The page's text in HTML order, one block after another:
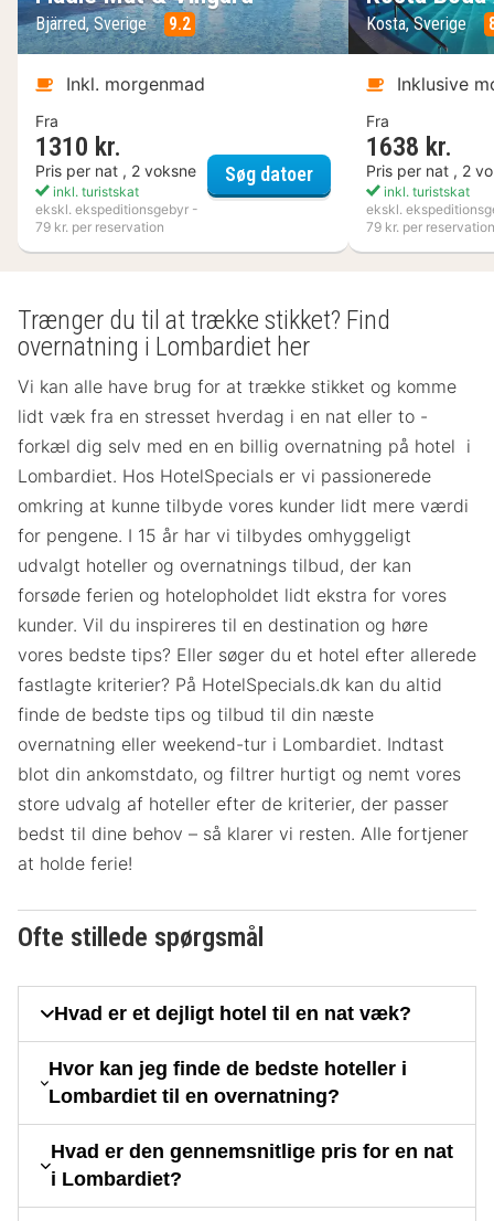
Bjärred, Sverige 9.2
Inkl. morgenmad
Fra
1310 kr.
Pris per nat , 2 voksne
inkl. turistskat
ekskl. ekspeditionsgebyr -
79 kr. per reservation
Søg datoerFlädie Mat & Vingård
Kosta, Sverige
Inklusive
Fra
1638 kr.
Pris per nat , 2
inkl. turistskat
ekskl.
79 kr. per reservation
Trænger du til at trække stikket? Find
overnatning i Lombardiet her
Vi kan alle have brug for at trække stikket og komme
lidt væk fra en stresset hverdag i en nat eller to -
forkæl dig selv med en en billig overnatning på hotel i
Lombardiet. Hos HotelSpecials er vi passionerede
omkring at kunne tilbyde vores kunder lidt mere værdi
for pengene. I 15 år har vi tilbydes omhyggeligt
udvalgt hoteller og overnatnings tilbud, der kan
forsøde ferien og hotelopholdet lidt ekstra for vores
kunder. Vil du inspireres til en destination og høre
vores bedste tips? Eller søger du et hotel efter allerede
fastlagte kriterier? På HotelSpecials.dk kan du altid
finde de bedste tips og tilbud til din næste
overnatning eller weekend-tur i Lombardiet. Indtast
blot din ankomstdato, og filtrer hurtigt og nemt vores
store udvalg af hoteller efter de kriterier, der passer
bedst til dine behov – så klarer vi resten. Alle fortjener
at holde ferie!
Ofte stillede spørgsmål
Hvad er et dejligt hotel til en nat væk?
Hvor kan jeg finde de bedste hoteller i
Lombardiet til en overnatning?
Hvad er den gennemsnitlige pris for en nat
i Lombardiet?